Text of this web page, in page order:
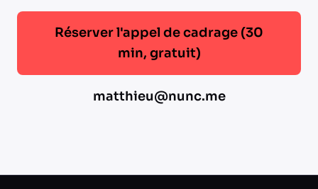
Réserver l'appel de cadrage (30
min, gratuit)
matthieu@nunc.me